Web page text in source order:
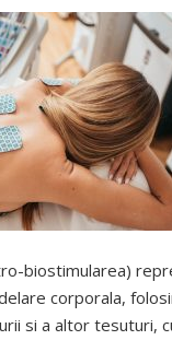
biostimularea)
corporala,
si a altor tesuturi,